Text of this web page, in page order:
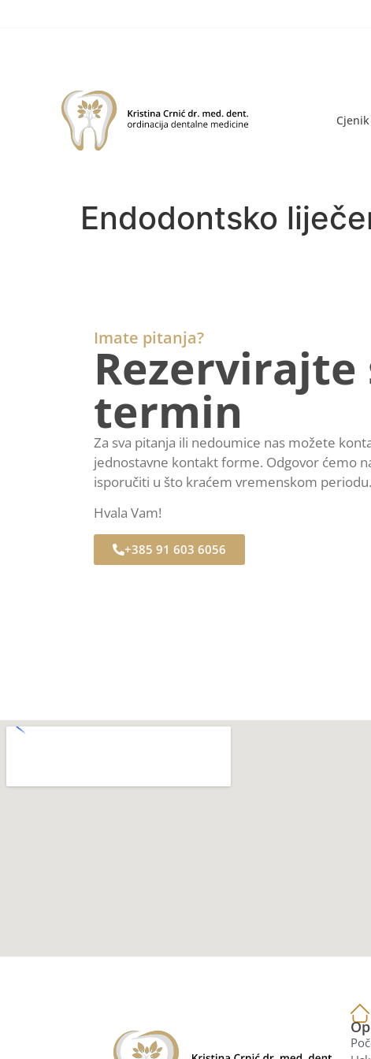
Cjenik
Endodontsko
Imate pitanja?
Rezervirajte
termin
Za sva pitanja ili nedoumice nas možete
jednostavne kontakt forme. Odgovor ćemo
isporučiti u što kraćem vremenskom periodu.
Hvala Vam!
+385 91 603 6056